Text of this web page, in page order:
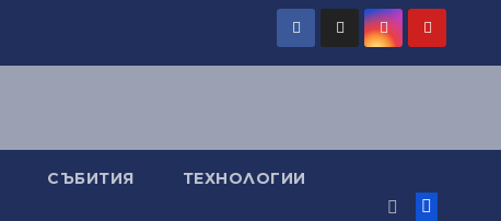
СЪБИТИЯ ТЕХНОЛОГИИ